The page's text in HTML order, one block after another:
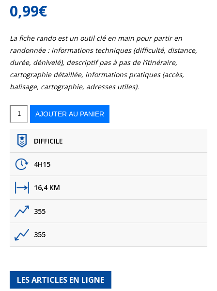
0,99€
La fiche rando est un outil clé en main pour partir en
randonnée : informations techniques (difficulté, distance,
durée, dénivelé), descriptif pas à pas de l’itinéraire,
cartographie détaillée, informations pratiques (accès,
balisage, cartographie, adresses utiles).
quantité
Cancon,
Moulinet,
la
AJOUTER AU PANIER
DIFFICILE
4H15
16,4 KM
355
355
LES ARTICLES EN LIGNE